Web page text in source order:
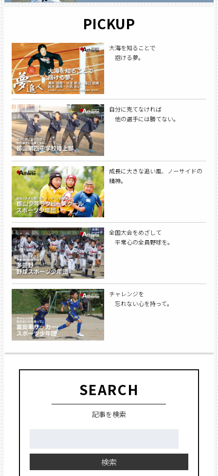
PICKUP
大海を知ることで
抱ける夢。
自分に克てなければ
他の選手には勝てない。
成長に大きな追い風、ノーサイドの
精神。
全国大会をめざして
平常心の全員野球を。
チャレンジを
忘れない心を持って。
SEARCH
記事を検索
検索